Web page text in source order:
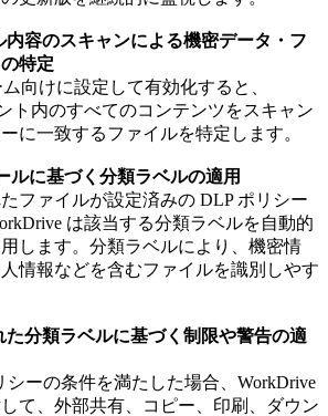
内容のスキャンによる機密データ・フ
特定
向けに設定して有効化すると、
ト内のすべてのコンテンツをスキャン
に一致するファイルを特定します。
ルに基づく分類ラベルの適用
ファイルが設定済みの DLP ポリシー
は該当する分類ラベルを自動的
します。分類ラベルにより、機密情
情報などを含むファイルを識別しやす
た分類ラベルに基づく制限や警告の適
シーの条件を満たした場合、WorkDrive
て、外部共有、コピー、印刷、ダウン